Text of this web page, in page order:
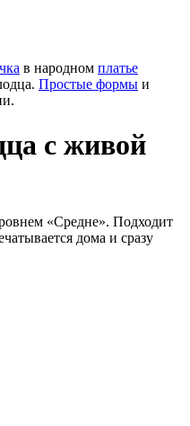
в народном платье
Простые формы и
с живой
«Средне». Подходит
дома и сразу